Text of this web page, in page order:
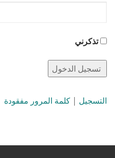
تذكرني
التسجيل | كلمة المرور مفقودة